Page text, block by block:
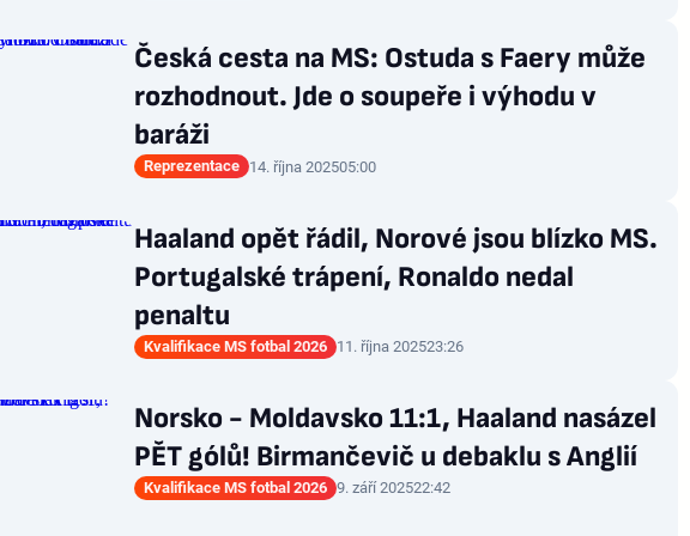
Česká cesta na MS: Ostuda s Faery může
rozhodnout. Jde o soupeře i výhodu v
baráži
Reprezentace 14. října 202505:00
Haaland opět řádil, Norové jsou blízko MS.
Portugalské trápení, Ronaldo nedal
penaltu
Kvalifikace MS fotbal 2026 11. října 202523:26
Norsko - Moldavsko 11:1, Haaland nasázel
PĚT gólů! Birmančevič u debaklu s Anglií
Kvalifikace MS fotbal 2026 9. září 202522:42